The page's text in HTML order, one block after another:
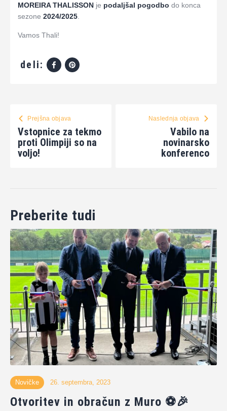
MOREIRA THALISSON je podaljšal pogodbo do konca
sezone 2024/2025
Vamos Thali!
deli:
Prejšna objava
Vstopnice za tekmo
proti Olimpiji so na
voljo!
Naslednja objava
Vabilo na
novinarsko
konferenco
Preberite tudi
Novičke 26. septembra, 2023
Otvoritev in obračun z Muro ⚽️🎉